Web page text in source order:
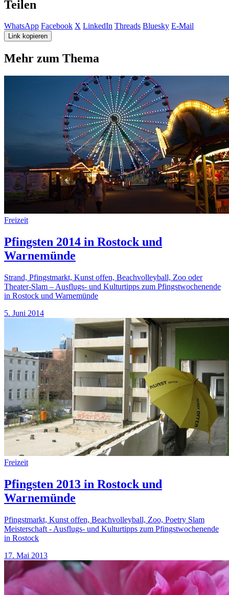
Teilen
WhatsApp Facebook X LinkedIn Threads Bluesky E-Mail
Link kopieren
Mehr zum Thema
Freizeit
Pfingsten 2014 in Rostock und
Warnemünde
Strand, Pfingstmarkt, Kunst offen, Beachvolleyball, Zoo oder
Theater-Slam – Ausflugs- und Kulturtipps zum Pfingstwochenende
in Rostock und Warnemünde
5. Juni 2014
Freizeit
Pfingsten 2013 in Rostock und
Warnemünde
Pfingstmarkt, Kunst offen, Beachvolleyball, Zoo, Poetry Slam
Meisterschaft - Ausflugs- und Kulturtipps zum Pfingstwochenende
in Rostock
17. Mai 2013